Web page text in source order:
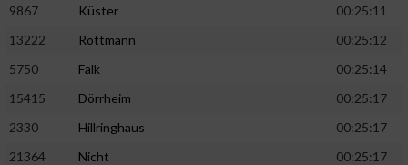
9867
Küster
00:25:11
13222
Rottmann
00:25:12
5750
Falk
00:25:14
15415
Dörrheim
00:25:17
2330
Hillringhaus
00:25:17
21364
Nicht
00:25:17